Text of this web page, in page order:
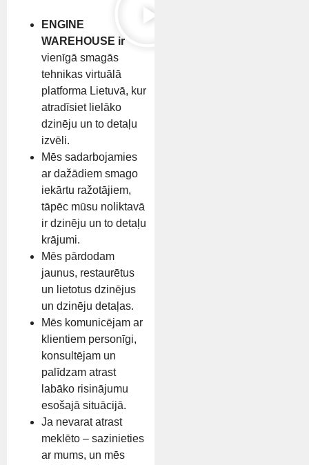
ENGINE
WAREHOUSE ir
vienīgā smagās
tehnikas virtuālā
platforma Lietuvā, kur
atradīsiet lielāko
dzinēju un to detaļu
izvēli.
Mēs sadarbojamies
ar dažādiem smago
iekārtu ražotājiem,
tāpēc mūsu noliktavā
ir dzinēju un to detaļu
krājumi.
Mēs pārdodam
jaunus, restaurētus
un lietotus dzinējus
un dzinēju detaļas.
Mēs komunicējam ar
klientiem personīgi,
konsultējam un
palīdzam atrast
labāko risinājumu
esošajā situācijā.
Ja nevarat atrast
meklēto – sazinieties
ar mums, un mēs